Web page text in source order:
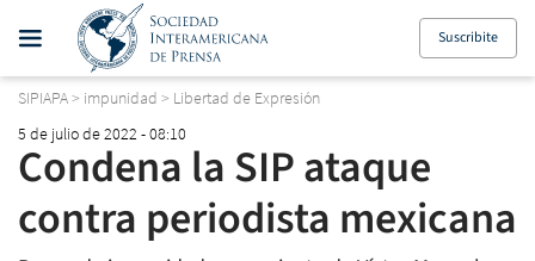
Suscribite
SIPIAPA> impunidad > Libertad de Expresión
5 de julio de 2022 - 08:10
Condena la SIP ataque
contra periodista mexicana